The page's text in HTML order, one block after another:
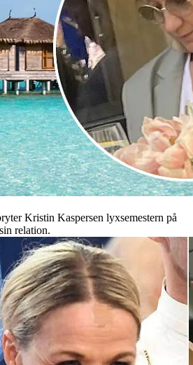
Kristin Kaspersen lyxsemestern på
relation.